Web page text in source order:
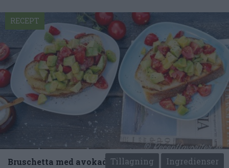
Tillagning Ingredienser
Bruschetta med avokado
RECEPT